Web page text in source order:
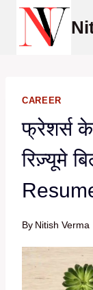
Skip
CAREER
फ्रेशर्स
रिज़्यूमे
By Nitish Verma